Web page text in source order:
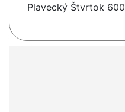
Plavecký Štvrtok 600